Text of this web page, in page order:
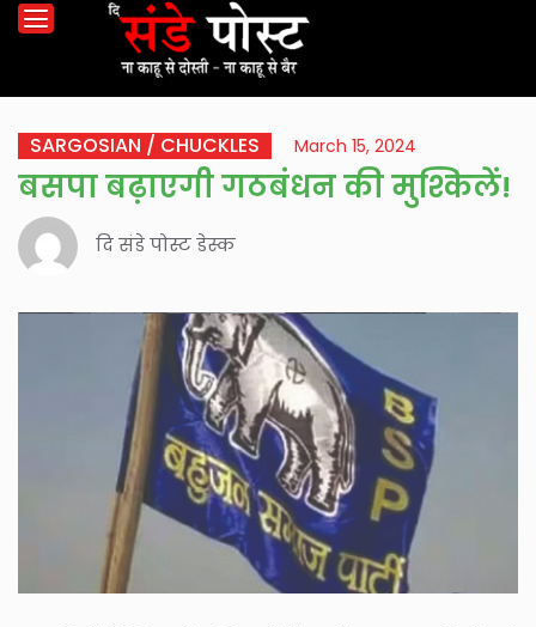
SARGOSIAN / CHUCKLES March 15, 2024
बसपा बढ़ाएगी गठबंधन की मुश्किलें!
दि संडे पोस्ट डेस्क